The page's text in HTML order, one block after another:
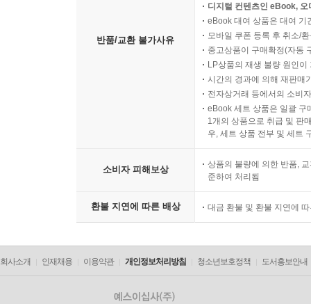
반품/교환 불가사유
디지털 컨텐츠인 eBook,
eBook 대여 상품은 대여 기
모바일 쿠폰 등록 후 취소/
중고상품이 구매확정(자동
LP상품의 재생 불량 원인
시간의 경과에 의해 재판매
전자상거래 등에서의 소비
eBook 세트 상품은 일괄 구
1개의 상품으로 취급 및 판
우, 세트 상품 전부 및 세트
소비자 피해보상
상품의 불량에 의한 반품,
준하여 처리됨
환불 지연에 따른 배상 대금 환불 및 환불 지연에
회사소개 인재채용 이용약관 개인정보처리방침 청소년보호정책 도서홍보안내